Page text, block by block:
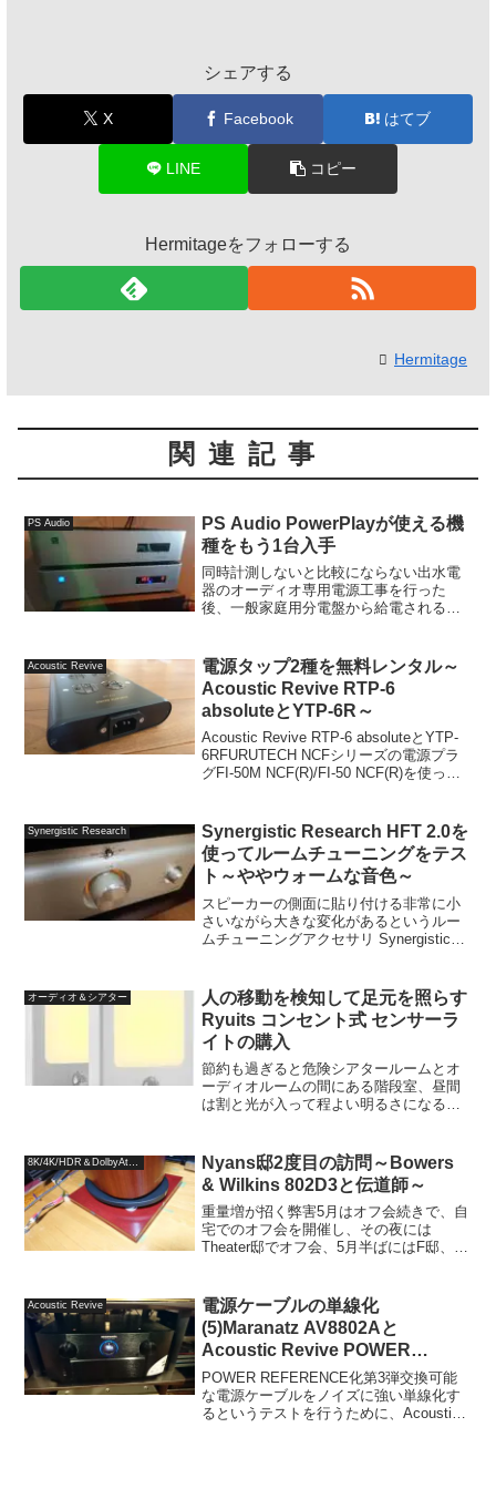
シェアする
X Facebook はてブ
LINE コピー
Hermitageをフォローする
Hermitage
関連記事
PS Audio
PS Audio PowerPlayが使える機
種をもう1台入手
同時計測しないと比較にならない出水電
器のオーディオ専用電源工事を行った
後、一般家庭用分電盤から給電されるコ
使える機種を探して、一世代古いPS
Audio...
Acoustic Revive
電源タップ2種を無料レンタル～
Acoustic Revive RTP-6
absoluteとYTP-6R～
Acoustic Revive RTP-6 absoluteとYTP-
6RFURUTECH NCFシリーズの電源プラ
グFI-50M NCF(R)/FI-50 NCF(R)を使って
Synergistic Research
Synergistic Research HFT 2.0を
使ってルームチューニングをテス
ト～ややウォームな音色～
スピーカーの側面に貼り付ける非常に小
さいながら大きな変化があるというルー
ムチューニングアクセサリ Synergistic
オーディオ＆シアター
人の移動を検知して足元を照らす
Ryuits コンセント式 センサーラ
イトの購入
節約も過ぎると危険シアタールームとオ
ーディオルームの間にある階段室、昼間
は割と光が入って程よい明るさになるの
ずかで、ライトを点けないと階段がよく
見えません。家族が節約好...
8K/4K/HDR＆DolbyAtmos
Nyans邸2度目の訪問～Bowers
& Wilkins 802D3と伝道師～
重量増が招く弊害5月はオフ会続きで、自
宅でのオフ会を開催し、その夜には
Theater邸でオフ会、5月半ばにはF邸、
にさらに1件オフ会へ参加することになり
ました。以...
Acoustic Revive
電源ケーブルの単線化
(5)Maranatz AV8802Aと
Acoustic Revive POWER
REFERENCE-TripleC
POWER REFERENCE化第3弾交換可能
な電源ケーブルをノイズに強い単線化す
るというテストを行うために、Acoustic